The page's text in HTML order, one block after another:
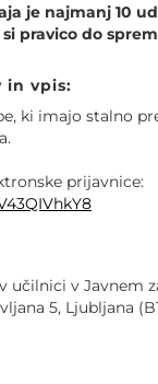
je najmanj 10
pravico do
in vpis:
ki imajo stalno
prijavnice:
učilnici v Javnem
5, Ljubljana